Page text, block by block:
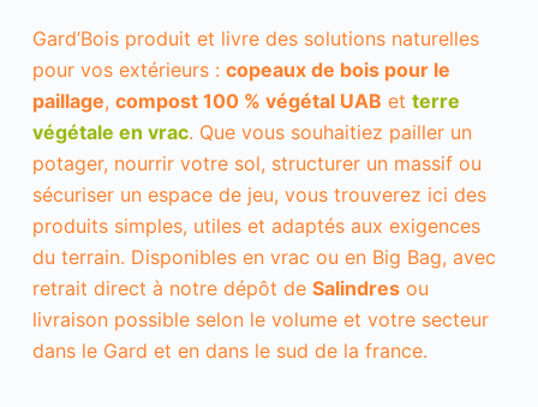
Gard’Bois produit et livre des solutions naturelles
pour vos extérieurs : copeaux de bois pour le
paillage, compost 100 % végétal UAB et terre
végétale en vrac. Que vous souhaitiez pailler un
potager, nourrir votre sol, structurer un massif ou
sécuriser un espace de jeu, vous trouverez ici des
produits simples, utiles et adaptés aux exigences
du terrain. Disponibles en vrac ou en Big Bag, avec
retrait direct à notre dépôt de Salindresou
livraison possible selon le volume et votre secteur
dans le Gard et en dans le sud de la france.